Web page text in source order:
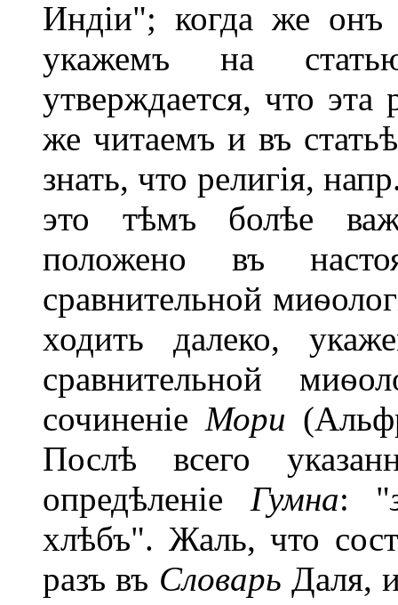
Индіи"; когда же
укажемъ на
утверждается, что эта
же читаемъ и въ
знать, что религія,
это тѣмъ болѣе
положено въ
сравнительной
ходить далеко,
сравнительной
сочиненіе Мори
Послѣ всего
опредѣленіе Гумна: "
хлѣбъ". Жаль, что
разъ въ Словарь Даля,